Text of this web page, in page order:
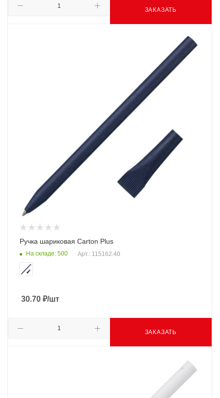
ЗАКАЗАТЬ
Ручка шариковая Carton Plus
На складе: 500 Арт.: 115162.40
30.70 ₽/шт
ЗАКАЗАТЬ